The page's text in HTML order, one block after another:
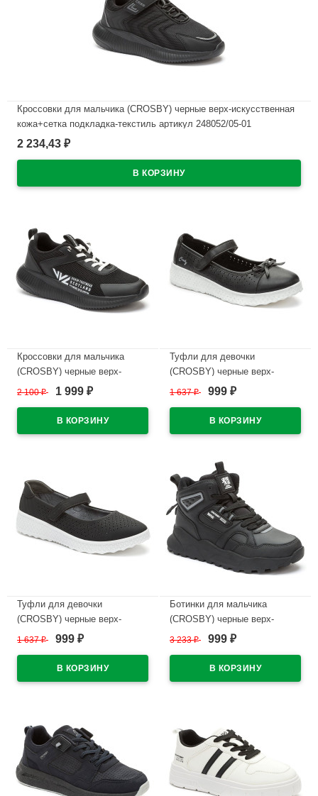
Кроссовки для мальчика (CROSBY) черные верх-искусственная
кожа+сетка подкладка-текстиль артикул 248052/05-01
В наличии
2 234,43 ₽
Кроссовки для мальчика
(CROSBY) черные верх-
искусственная кожа+сетка
248052/04-02
2 100₽ 1 999 ₽
Туфли для девочки
(CROSBY) черные верх-
искусственный нубук
размерный ряд 33-38
арт.248002/06-03
1 637₽ 999 ₽
Туфли для девочки
(CROSBY) черные верх-
искусственный нубук
размерный ряд 34-
38арт.248002/03-04
1 637₽ 999 ₽
Ботинки для мальчика
(CROSBY) черные верх-
искусственная кожа
248298/02-01
3 233₽ 999 ₽